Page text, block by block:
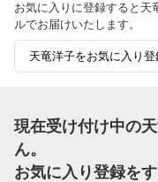
お気に入りに登録すると天
ルでお届けいたします。
天竜洋子をお気に入り登
現在受け付け中の
ん。
お気に入り登録を